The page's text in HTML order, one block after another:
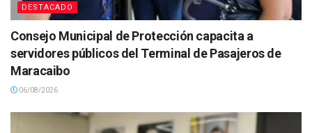
DESTACADO
Consejo Municipal de Protección capacita a
servidores públicos del Terminal de Pasajeros de
Maracaibo
06/08/2026